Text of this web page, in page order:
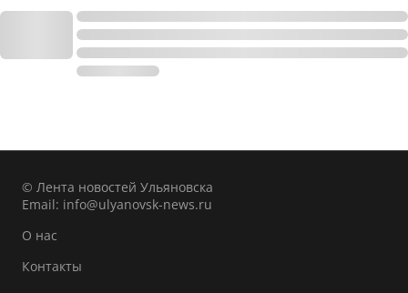
© Лента новостей Ульяновска
Email: info@ulyanovsk-news.ru
О нас
Контакты